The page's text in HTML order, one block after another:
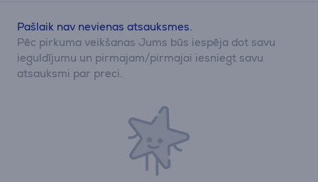
Pašlaik nav nevienas atsauksmes.
Pēc pirkuma veikšanas Jums būs iespēja dot savu
ieguldījumu un pirmajam/pirmajai iesniegt savu
atsauksmi par preci.